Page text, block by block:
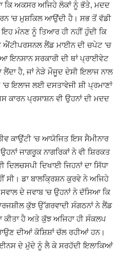
ਕਿ ਅਕਸਰ ਅਜਿਹੇ ਲੋਕਾਂ ਨੂੰ ਭੱਤੇ, ਮਦਦ
‘ਚ ਮੁਸ਼ਕਿਲ ਆਉਂਦੀ ਹੈ। ਸਭ ਤੋਂ ਵੱਡੀ
ਮੰਨਣ ਨੂੰ ਤਿਆਰ ਹੀ ਨਹੀਂ ਹੁੰਦੀ ਕਿ
ਐਂਟੀਪਰਸਨਲ ਲੈਂਡ ਮਾਈਨ ਦੀ ਚਪੇਟ ‘ਚ
ਸਰਕਾਰੀ ਦੀ ਥਾਂ ਪ੍ਰਾਈਵੇਟ
ਹੈ, ਜਾਂ ਨੇੜੇ ਮੌਜੂਦ ਦੇਸੀ ਇਲਾਜ ਨਾਲ
ਇਲਾਜ ਲਈ ਦਸਤਾਵੇਜੀ ਸ਼ੀ ਪ੍ਰਮਾਣਾਂ
ਕਾਰਨ ਪ੍ਰਸਾਸ਼ਨ ਵੀ ਉਹਨਾਂ ਦੀ ਮਦਦ
ਕਾਉਂਟੀ ‘ਚ ਆਯੋਜਿਤ ਇਸ ਸੈਮੀਨਾਰ
ਜਾਗਰੂਕ ਨਾਗਰਿਕਾਂ ਨੇ ਵੀ ਸ਼ਿਰਕਤ
ਦਿਲਚਸਪੀ ਦਿਖਾਈ ਜਿਹਨਾਂ ਦਾ ਸਿੱਧਾ
ਸੀ। ਡਾ ਬਾਲਕ੍ਰਿਸ਼ਨ ਕੁਰਵੇ ਨੇ ਅਜਿਹੇ
ਦੇ ਜਵਾਬ ‘ਚ ਉਹਨਾਂ ਨੇ ਦੱਸਿਆ ਕਿ
ਕੁੱਝ ਉੱਗਰਵਾਦੀ ਸੰਗਠਨਾਂ ਨੇ ਲੈਂਡ
ਕੀਤਾ ਹੈ ਅਤੇ ਕੁੱਝ ਅਜਿਹਾ ਹੀ ਸੰਕਲਪ
ਦੀਆਂ ਕੋਸ਼ਿਸ਼ਾਂ ਚੱਲ ਰਹੀਆਂ ਹਨ।
ਦੇ ਮੁੱਦੇ ਨੂੰ ਲੈ ਕੇ ਸਰਹੱਦੀ ਇਲਾਕਿਆਂ